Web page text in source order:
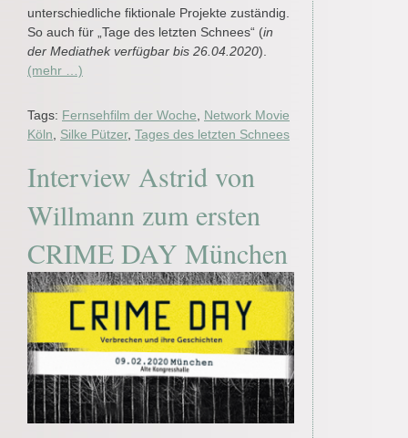
unterschiedliche fiktionale Projekte zuständig.
So auch für „Tage des letzten Schnees“ (in
der Mediathekverfügbar bis 26.04.2020).
(mehr …)
Tags: Fernsehfilm der Woche
Network Movie
Köln
Silke Pützer, Tages des letzten Schnees
Interview Astrid von
Willmann zum ersten
CRIME DAY München